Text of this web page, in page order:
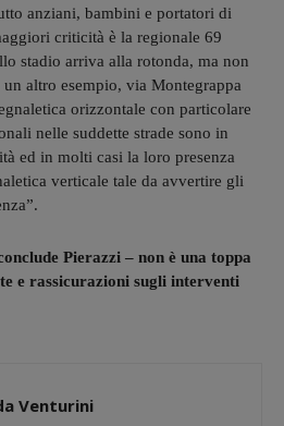
anziani, bambini e portatori di
criticità è la regionale 69
stadio arriva alla rotonda, ma non
altro esempio, via Montegrappa
orizzontale con particolare
nelle suddette strade sono in
ed in molti casi la loro presenza
verticale tale da avvertire gli
Pierazzi – non è una toppa
e rassicurazioni sugli interventi
Venturini